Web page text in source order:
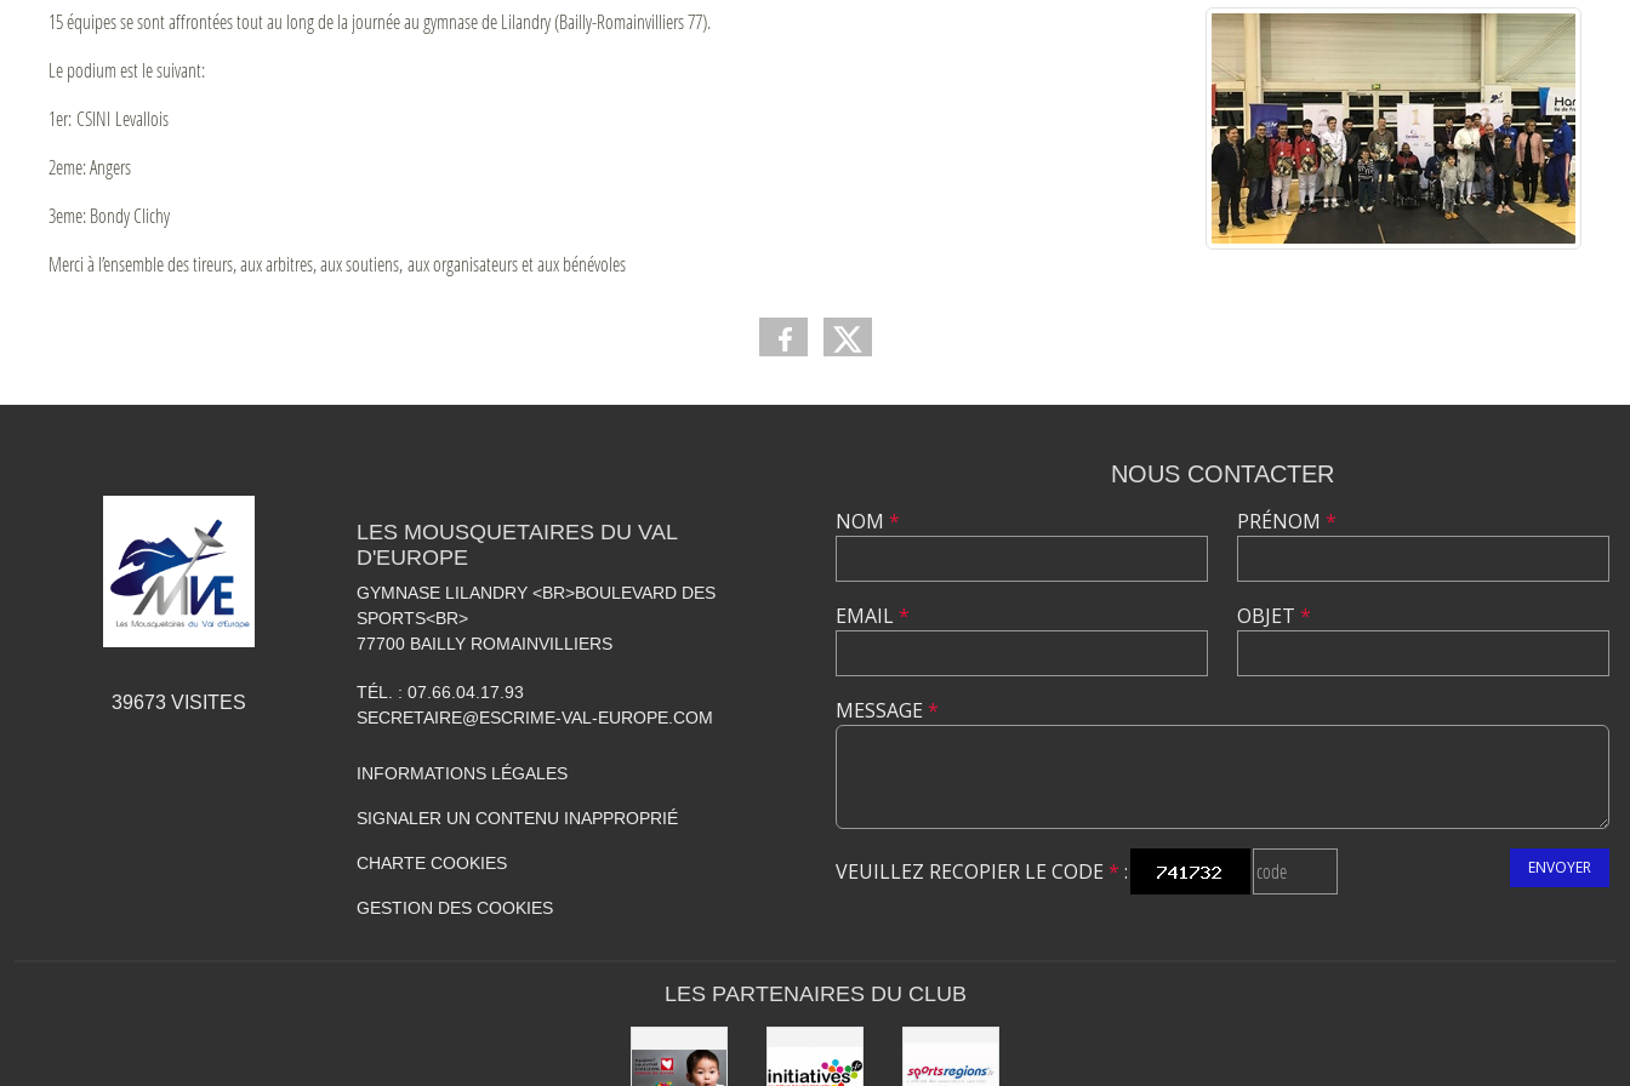
15 équipes se sont affrontées tout au long de la journée au gymnase de Lilandry (Bailly-Romainvilliers 77).
Le podium est le suivant:
1er: CSINI Levallois
2eme: Angers
3eme: Bondy Clichy
Merci à l’ensemble des tireurs, aux arbitres, aux soutiens, aux organisateurs et aux bénévoles
39673VISITES
LES MOUSQUETAIRES DU VAL
D'EUROPE
GYMNASE LILANDRY <BR>BOULEVARD DES
SPORTS<BR>
77700 BAILLY ROMAINVILLIERS
TÉL. : 07.66.04.17.93
SECRETAIRE@ESCRIME-VAL-EUROPE.COM
INFORMATIONS LÉGALES
SIGNALER UN CONTENU INAPPROPRIÉ
CHARTE COOKIES
GESTION DES COOKIES
NOUS CONTACTER
NOM *
EMAIL*
PRÉNOM *
OBJET *
MESSAGE *
VEUILLEZ RECOPIER LE CODE * : ENVOYER
LES PARTENAIRES DU CLUB